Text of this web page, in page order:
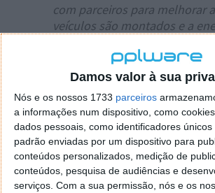
Damos valor à sua
Nós e os nossos 1733 parceiros
a informações num dispositivo, como
dados pessoais, como identificadores
padrão enviadas por um dispositivo para
conteúdos personalizados, medição de
conteúdos, pesquisa de audiências e
serviços. Com a sua permissão, nós e os
com parceiros para melhorar
veículos são montados e a
veículos são reciclados
a sua vida útil. A nossa
vida confirma que a
era uma prioridade muito
começarmos a fabricar
Lê-se no relatório da Fisker, citando o
fundador, Henrik Fisker.